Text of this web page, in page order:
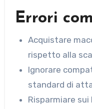
Errori
Acquistare
rispetto alla
Ignorare
standard di
Risparmiare sui